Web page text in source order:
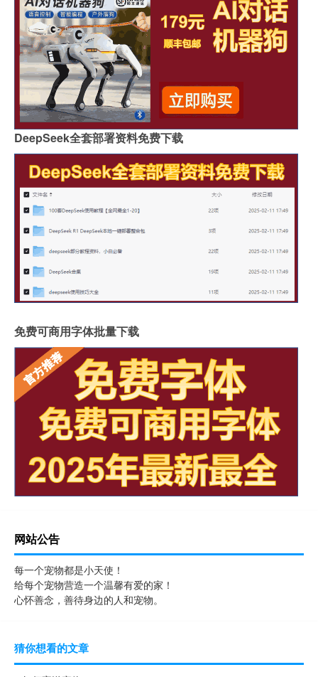
DeepSeek全套部署资料免费下载
免费可商用字体批量下载
网站公告
每一个宠物都是小天使！
给每个宠物营造一个温馨有爱的家！
心怀善念，善待身边的人和宠物。
猜你想看的文章